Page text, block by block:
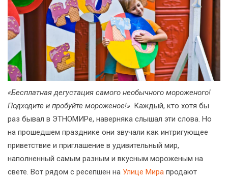
«Бесплатная дегустация самого необычного мороженого!
Подходите и пробуйте мороженое!». Каждый, кто хотя бы
раз бывал в ЭТНОМИРе, наверняка слышал эти слова. Но
на прошедшем празднике они звучали как интригующее
приветствие и приглашение в удивительный мир,
наполненный самым разным и вкусным мороженым на
свете. Вот рядом с ресепшен на Улице Мира продают